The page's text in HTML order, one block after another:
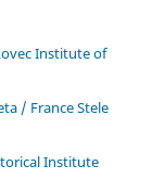
Institute of
/ France Stele
Institute